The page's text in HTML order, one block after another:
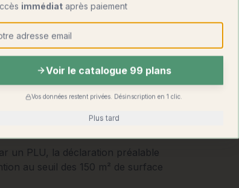
un PLU, la déclaration préalable
au seuil des 150 m² de surface
immédiat après paiement
Voir le catalogue 99 plans
Vos données restent privées. Désinscription en 1 clic.
Plus tard